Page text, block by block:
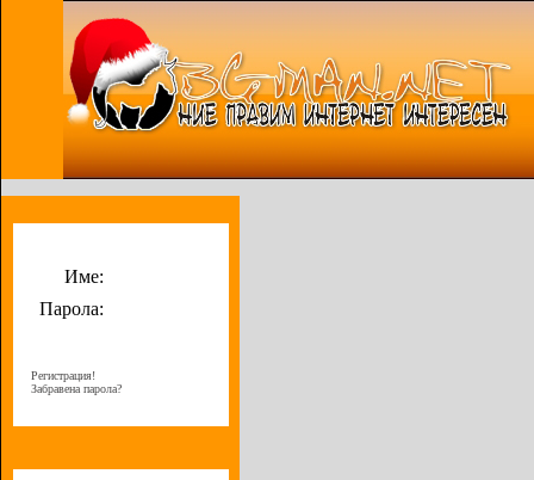
Име:
Парола:
Регистрация!
Забравена парола?